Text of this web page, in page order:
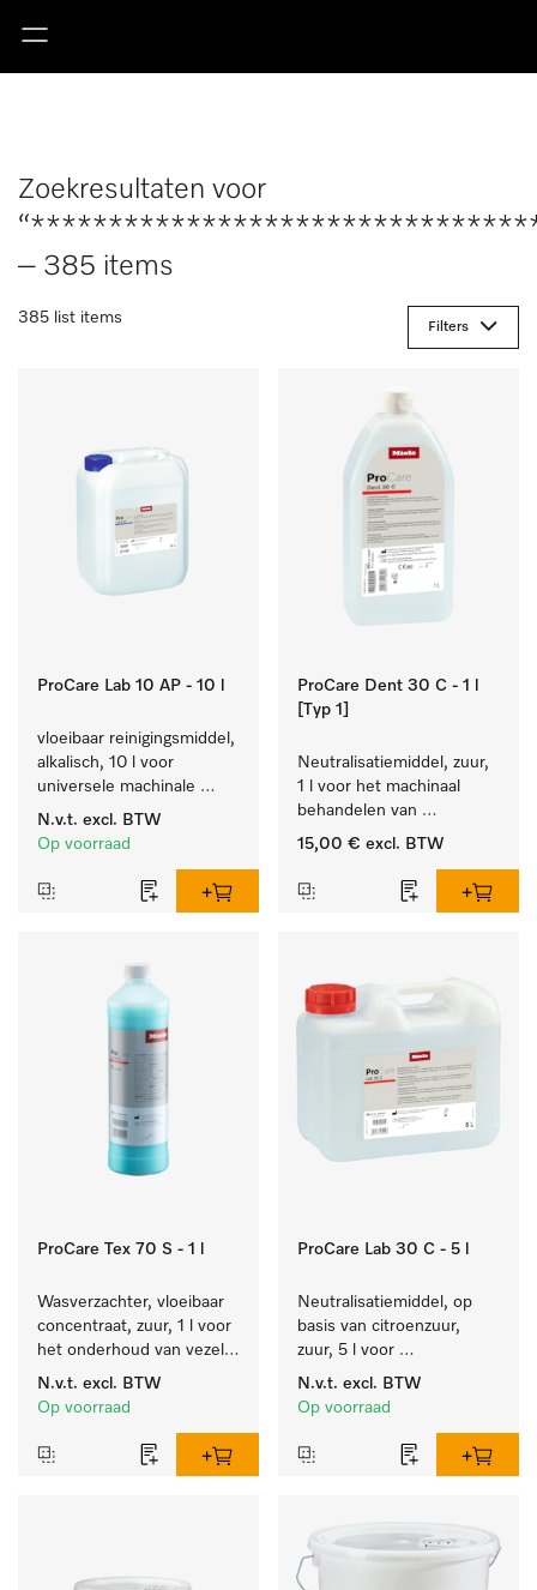
Zoekresultaten voor
– 385 items
385 list items
Filters
ProCare Lab 10 AP - 10 l
vloeibaar reinigingsmiddel,
alkalisch, 10 l voor
universele machinale
reiniging van
laboratoriumglaswerk en -
N.v.t. excl. BTW
Op voorraad
ProCare Dent 30 C - 1 l
[Typ 1]
Neutralisatiemiddel, zuur,
1 l voor het machinaal
behandelen van
tandheelkundige- en
15,00 € excl. BTW
ProCare Tex 70 S - 1 l
Wasverzachter, vloeibaar
concentraat, zuur, 1 l voor
het onderhoud van vezels
zodat het textiel lang
zacht blijft.
N.v.t. excl. BTW
Op voorraad
ProCare Lab 30 C - 5 l
Neutralisatiemiddel, op
basis van citroenzuur,
zuur, 5 l voor
materiaalbesparende,
machinale reiniging van
gerei.
N.v.t. excl. BTW
Op voorraad